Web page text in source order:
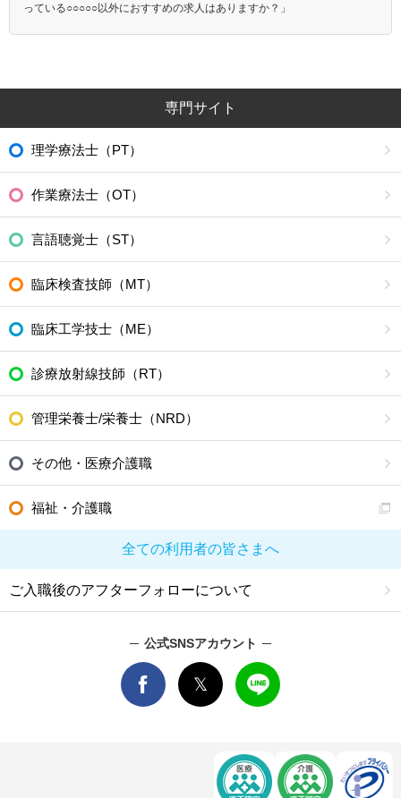
っている○○○○○以外におすすめの求人はありますか？」
専門サイト
理学療法士（PT）
作業療法士（OT）
言語聴覚士（ST）
臨床検査技師（MT）
臨床工学技士（ME）
診療放射線技師（RT）
管理栄養士/栄養士（NRD）
その他・医療介護職
福祉・介護職
全ての利用者の皆さまへ
ご入職後のアフターフォローについて
公式SNSアカウント